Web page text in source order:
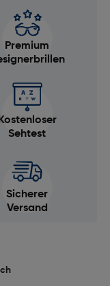
Premium
Kostenloser
Sehtest
Sicherer
Versand